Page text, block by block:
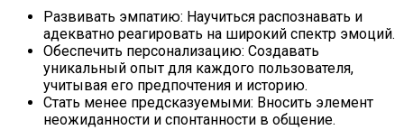
Развивать эмпатию: Научиться распознавать и
адекватно реагировать на широкий спектр эмоций.
Обеспечить персонализацию: Создавать
уникальный опыт для каждого пользователя,
учитывая его предпочтения и историю.
Стать менее предсказуемыми: Вносить элемент
неожиданности и спонтанности в общение.